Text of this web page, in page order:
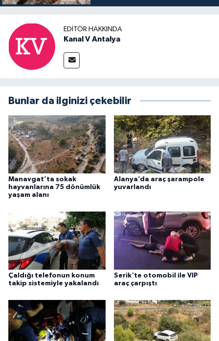
EDITÖR HAKKINDA
Kanal V Antalya
Bunlar da ilginizi çekebilir
Manavgat’ta sokak
hayvanlarına 75 dönümlük
yaşam alanı
Alanya’da araç şarampole
yuvarlandı
Çaldığı telefonun konum
takip sistemiyle yakalandı
Serik'te otomobil ile VIP
araç çarpıştı